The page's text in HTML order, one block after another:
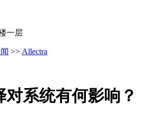
一层
>> Allectra
系统有何影响？